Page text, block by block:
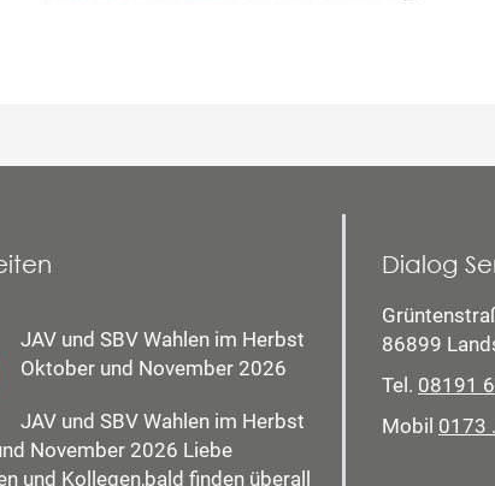
JAV und SBV Wahlen im Herbst
Oktober und November 2026
JAV und SBV Wahlen im Herbst
November 2026 Liebe
und Kollegen,bald finden überall
Dialog
86899
Tel. 08191
Mobil 0173